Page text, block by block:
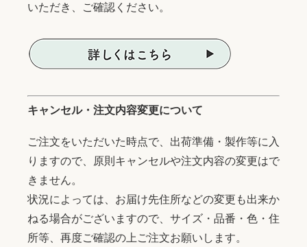
いただき、ご確認ください。
キャンセル・注文内容変更について
ご注文をいただいた時点で、出荷準備・製作等に入
りますので、原則キャンセルや注文内容の変更はで
きません。
状況によっては、お届け先住所などの変更も出来か
ねる場合がございますので、サイズ・品番・色・住
所等、再度ご確認の上ご注文お願いします。